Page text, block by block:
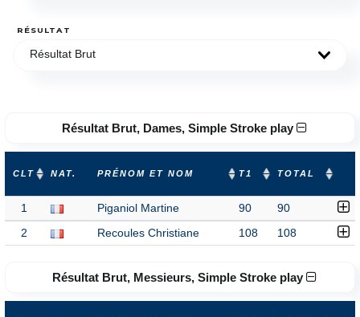
RÉSULTAT
Résultat Brut
Résultat Brut, Dames, Simple Stroke play
CLT NAT. PRÉNOM ET NOM T1 TOTAL
1 Piganiol Martine 90 90
2 Recoules Christiane 108 108
Résultat Brut, Messieurs, Simple Stroke play